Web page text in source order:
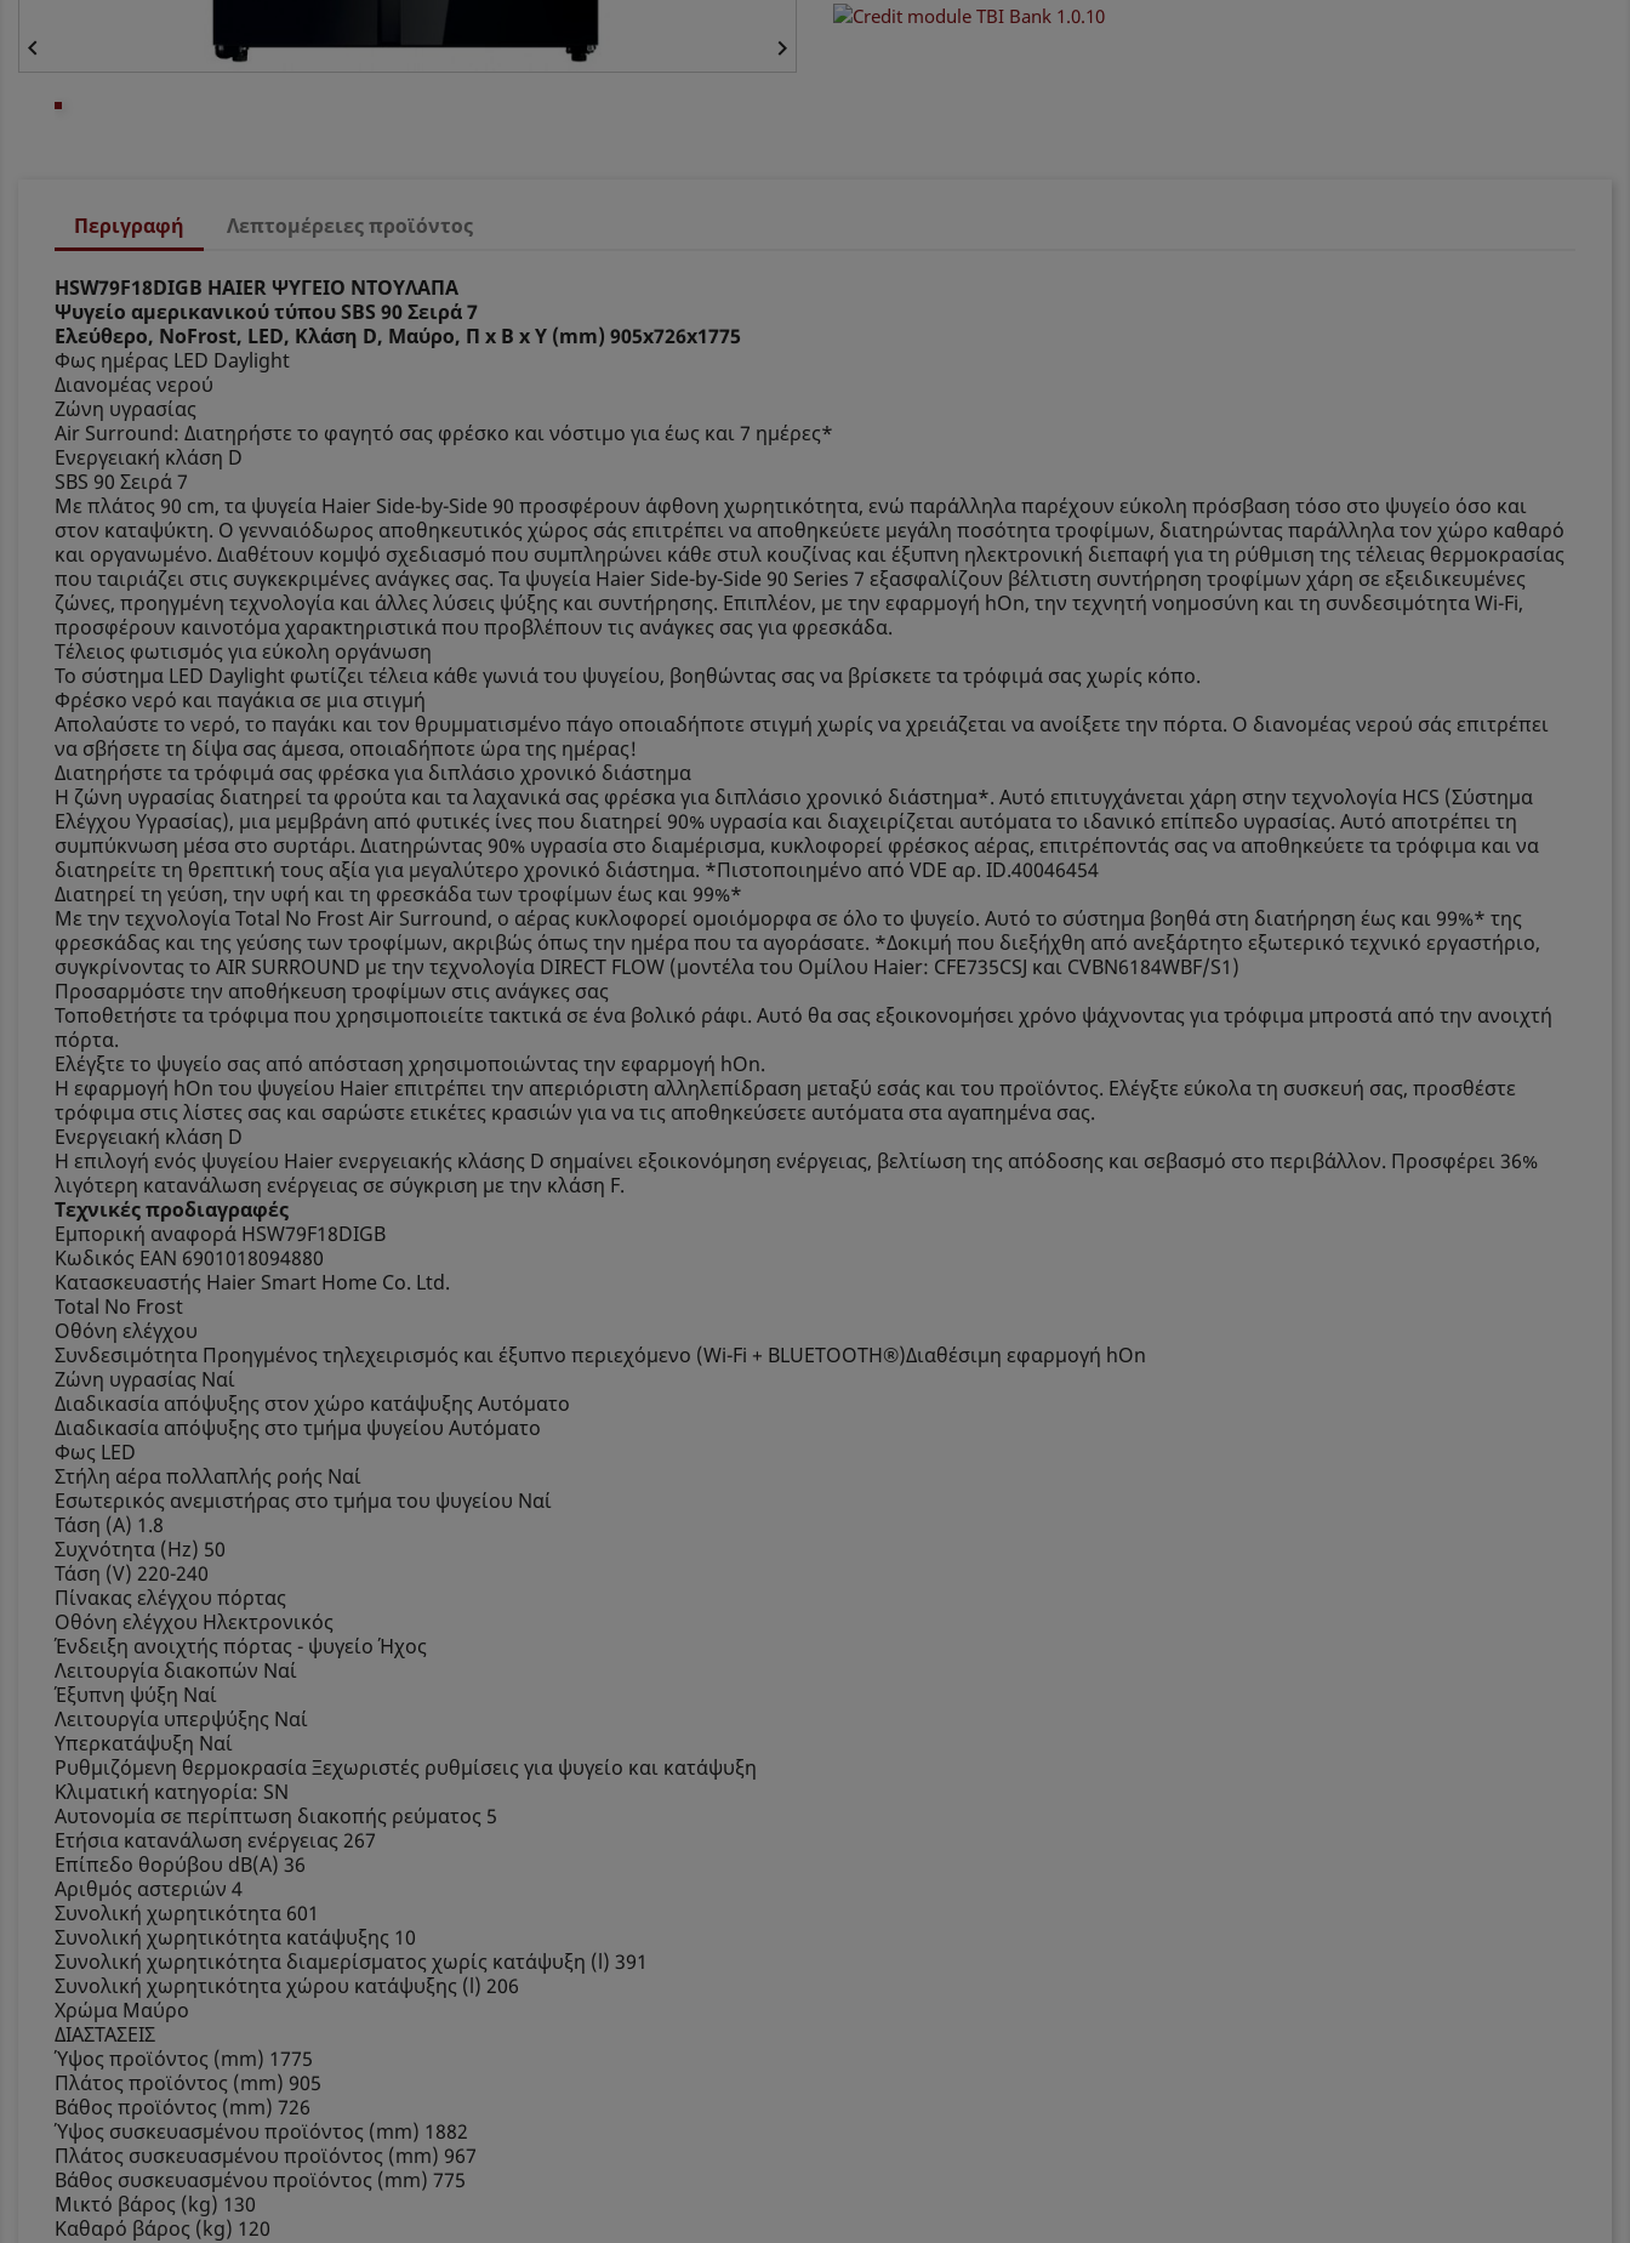
 
Περιγραφή Λεπτομέρειες προϊόντος
HSW79F18DIGB HAIER ΨΥΓΕΙΟ ΝΤΟΥΛΑΠΑ
Ψυγείο αμερικανικού τύπου SBS 90 Σειρά 7
Ελεύθερο, NoFrost, LED, Κλάση D, Μαύρο, Π x Β x Υ (mm) 905x726x1775
Φως ημέρας LED Daylight
Διανομέας νερού
Ζώνη υγρασίας
Air Surround: Διατηρήστε το φαγητό σας φρέσκο ​​και νόστιμο για έως και 7 ημέρες*
Ενεργειακή κλάση D
SBS 90 Σειρά 7
Με πλάτος 90 cm, τα ψυγεία Haier Side-by-Side 90 προσφέρουν άφθονη χωρητικότητα, ενώ παράλληλα παρέχουν εύκολη πρόσβαση τόσο στο ψυγείο όσο και
στον καταψύκτη. Ο γενναιόδωρος αποθηκευτικός χώρος σάς επιτρέπει να αποθηκεύετε μεγάλη ποσότητα τροφίμων, διατηρώντας παράλληλα τον χώρο καθαρό
και οργανωμένο. Διαθέτουν κομψό σχεδιασμό που συμπληρώνει κάθε στυλ κουζίνας και έξυπνη ηλεκτρονική διεπαφή για τη ρύθμιση της τέλειας θερμοκρασίας
που ταιριάζει στις συγκεκριμένες ανάγκες σας. Τα ψυγεία Haier Side-by-Side 90 Series 7 εξασφαλίζουν βέλτιστη συντήρηση τροφίμων χάρη σε εξειδικευμένες
ζώνες, προηγμένη τεχνολογία και άλλες λύσεις ψύξης και συντήρησης. Επιπλέον, με την εφαρμογή hOn, την τεχνητή νοημοσύνη και τη συνδεσιμότητα Wi-Fi,
προσφέρουν καινοτόμα χαρακτηριστικά που προβλέπουν τις ανάγκες σας για φρεσκάδα.
Τέλειος φωτισμός για εύκολη οργάνωση
Το σύστημα LED Daylight φωτίζει τέλεια κάθε γωνιά του ψυγείου, βοηθώντας σας να βρίσκετε τα τρόφιμά σας χωρίς κόπο.
Φρέσκο ​​νερό και παγάκια σε μια στιγμή
Απολαύστε το νερό, το παγάκι και τον θρυμματισμένο πάγο οποιαδήποτε στιγμή χωρίς να χρειάζεται να ανοίξετε την πόρτα. Ο διανομέας νερού σάς επιτρέπει
να σβήσετε τη δίψα σας άμεσα, οποιαδήποτε ώρα της ημέρας!
Διατηρήστε τα τρόφιμά σας φρέσκα για διπλάσιο χρονικό διάστημα
Η ζώνη υγρασίας διατηρεί τα φρούτα και τα λαχανικά σας φρέσκα για διπλάσιο χρονικό διάστημα*. Αυτό επιτυγχάνεται χάρη στην τεχνολογία HCS (Σύστημα
Ελέγχου Υγρασίας), μια μεμβράνη από φυτικές ίνες που διατηρεί 90% υγρασία και διαχειρίζεται αυτόματα το ιδανικό επίπεδο υγρασίας. Αυτό αποτρέπει τη
συμπύκνωση μέσα στο συρτάρι. Διατηρώντας 90% υγρασία στο διαμέρισμα, κυκλοφορεί φρέσκος αέρας, επιτρέποντάς σας να αποθηκεύετε τα τρόφιμα και να
διατηρείτε τη θρεπτική τους αξία για μεγαλύτερο χρονικό διάστημα. *Πιστοποιημένο από VDE αρ. ID.40046454
Διατηρεί τη γεύση, την υφή και τη φρεσκάδα των τροφίμων έως και 99%*
Με την τεχνολογία Total No Frost Air Surround, ο αέρας κυκλοφορεί ομοιόμορφα σε όλο το ψυγείο. Αυτό το σύστημα βοηθά στη διατήρηση έως και 99%* της
φρεσκάδας και της γεύσης των τροφίμων, ακριβώς όπως την ημέρα που τα αγοράσατε. *Δοκιμή που διεξήχθη από ανεξάρτητο εξωτερικό τεχνικό εργαστήριο,
συγκρίνοντας το AIR SURROUND με την τεχνολογία DIRECT FLOW (μοντέλα του Ομίλου Haier: CFE735CSJ και CVBN6184WBF/S1)
Προσαρμόστε την αποθήκευση τροφίμων στις ανάγκες σας
Τοποθετήστε τα τρόφιμα που χρησιμοποιείτε τακτικά σε ένα βολικό ράφι. Αυτό θα σας εξοικονομήσει χρόνο ψάχνοντας για τρόφιμα μπροστά από την ανοιχτή
πόρτα.
Ελέγξτε το ψυγείο σας από απόσταση χρησιμοποιώντας την εφαρμογή hOn.
Η εφαρμογή hOn του ψυγείου Haier επιτρέπει την απεριόριστη αλληλεπίδραση μεταξύ εσάς και του προϊόντος. Ελέγξτε εύκολα τη συσκευή σας, προσθέστε
τρόφιμα στις λίστες σας και σαρώστε ετικέτες κρασιών για να τις αποθηκεύσετε αυτόματα στα αγαπημένα σας.
Ενεργειακή κλάση D
Η επιλογή ενός ψυγείου Haier ενεργειακής κλάσης D σημαίνει εξοικονόμηση ενέργειας, βελτίωση της απόδοσης και σεβασμό στο περιβάλλον. Προσφέρει 36%
λιγότερη κατανάλωση ενέργειας σε σύγκριση με την κλάση F.
Τεχνικές προδιαγραφές
Εμπορική αναφορά HSW79F18DIGB
Κωδικός EAN 6901018094880
Κατασκευαστής Haier Smart Home Co. Ltd.
Total No Frost
Οθόνη ελέγχου
Συνδεσιμότητα Προηγμένος τηλεχειρισμός και έξυπνο περιεχόμενο (Wi-Fi + BLUETOOTH®)Διαθέσιμη εφαρμογή hOn
Ζώνη υγρασίας Ναί
Διαδικασία απόψυξης στον χώρο κατάψυξης Αυτόματο
Διαδικασία απόψυξης στο τμήμα ψυγείου Αυτόματο
Φως LED
Στήλη αέρα πολλαπλής ροής Ναί
Εσωτερικός ανεμιστήρας στο τμήμα του ψυγείου Ναί
Τάση (Α) 1.8
Συχνότητα (Hz) 50
Τάση (V) 220-240
Πίνακας ελέγχου πόρτας
Οθόνη ελέγχου Ηλεκτρονικός
Ένδειξη ανοιχτής πόρτας - ψυγείο Ήχος
Λειτουργία διακοπών Ναί
Έξυπνη ψύξη Ναί
Λειτουργία υπερψύξης Ναί
Υπερκατάψυξη Ναί
Ρυθμιζόμενη θερμοκρασία Ξεχωριστές ρυθμίσεις για ψυγείο και κατάψυξη
Κλιματική κατηγορία: SN
Αυτονομία σε περίπτωση διακοπής ρεύματος 5
Ετήσια κατανάλωση ενέργειας 267
Επίπεδο θορύβου dB(A) 36
Αριθμός αστεριών 4
Συνολική χωρητικότητα 601
Συνολική χωρητικότητα κατάψυξης 10
Συνολική χωρητικότητα διαμερίσματος χωρίς κατάψυξη (l) 391
Συνολική χωρητικότητα χώρου κατάψυξης (l) 206
Χρώμα Μαύρο
ΔΙΑΣΤΑΣΕΙΣ
Ύψος προϊόντος (mm) 1775
Πλάτος προϊόντος (mm) 905
Βάθος προϊόντος (mm) 726
Ύψος συσκευασμένου προϊόντος (mm) 1882
Πλάτος συσκευασμένου προϊόντος (mm) 967
Βάθος συσκευασμένου προϊόντος (mm) 775
Μικτό βάρος (kg) 130
Καθαρό βάρος (kg) 120